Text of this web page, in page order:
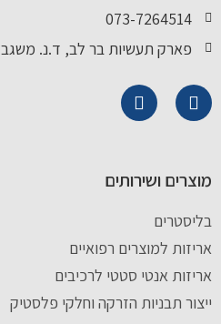
073-7264514
פארק תעשיות בר לב, ד.נ. משגב 20156
מוצרים ושירותים
בליסטרים
אריזות למוצרים רפואיים
אריזות אנטי סטטי לרכיבים
ייצור תבניות הזרקה וחלקי פלסטיק